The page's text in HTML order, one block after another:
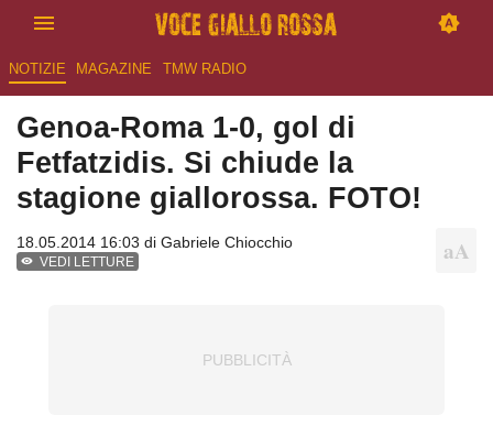
NOTIZIE MAGAZINE TMW RADIO
Genoa-Roma 1-0, gol di
Fetfatzidis. Si chiude la
stagione giallorossa. FOTO!
18.05.2014 16:03 di Gabriele Chiocchio
VEDI LETTURE